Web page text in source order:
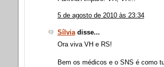
5 de agosto de 2010 às 23:34
Sílviadisse...
Ora viva VH e RS!
Bem os médicos e o SNS é como